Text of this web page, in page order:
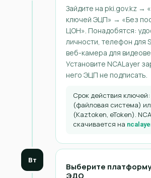
Зайдите на pki.gov.kz →
ключей ЭЦП» → «Без
ЦОН». Понадобятся:
личности, телефон для
веб-камера для
Установите NCALayer
него ЭЦП не подписать.
Срок действия ключей:
(файловая система)
(Kaztoken, eToken).
скачивается на
Вт
Выберите платформу
ЭДО